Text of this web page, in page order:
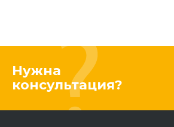
Нужна
консультация?